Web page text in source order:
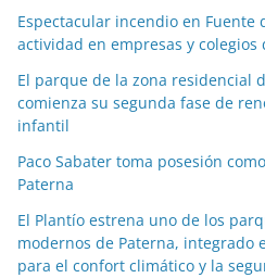
p
o
m
e
e
Espectacular incendio en Fuente
actividad en empresas y colegios
El parque de la zona residencial
comienza su segunda fase de
infantil
Paco Sabater toma posesión
Paterna
El Plantío estrena uno de los
modernos de Paterna, integrado
para el confort climático y la